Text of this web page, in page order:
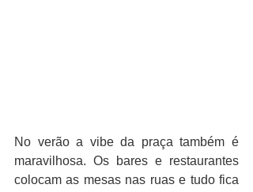
No verão a vibe da praça também é
maravilhosa. Os bares e restaurantes
colocam as mesas nas ruas e tudo fica